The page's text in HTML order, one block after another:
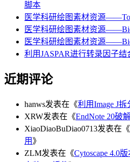
脚本
医学科研绘图素材资源
医学科研绘图素材资源
医学科研绘图素材资源
利用JASPAR进行转录因子结
近期评论
hanws发表在《利用Image J
XRW发表在《EndNote 20破
XiaoDiaoBuDiao0713发表在《
用 》
ZLM发表在《Cytoscape 4.0